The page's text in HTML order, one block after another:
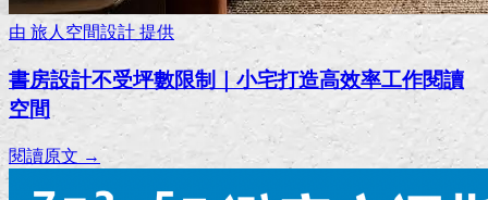
由 旅人空間設計提供
書房設計不受坪數限制｜小宅打造高效率工作閱讀
空間
閱讀原文 →